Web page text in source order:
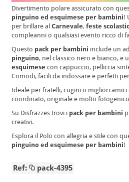
Divertimento polare assicurato con
pinguino ed esquimese per bambini!
per brillare alCarnevale,feste
compleanni o qualsiasi evento ricco di
Questo pack per bambini include un
pinguino, nel classico nero e bianco, e
esquimese con cappuccio, pelliccia
Comodi, facili da indossare e perfetti
Ideale per fratelli, cugini o migliori
coordinato, originale e molto
Su Disfrazzes trovi i pack per bambini
creativi.
Esplora il Polo con allegria e stile con
pinguino ed esquimese per bambini!
Ref: pack-4395